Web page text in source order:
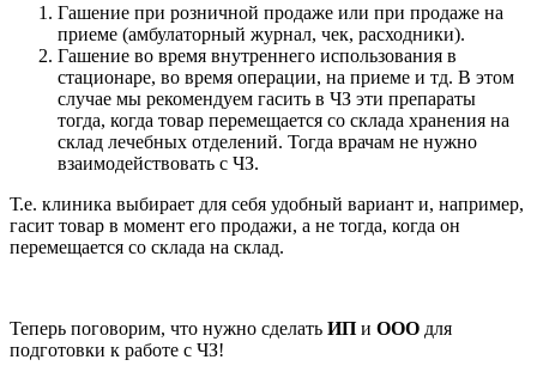
Гашение при розничной продаже или при продаже на
приеме (амбулаторный журнал, чек, расходники).
Гашение во время внутреннего использования в
стационаре, во время операции, на приеме и тд. В этом
случае мы рекомендуем гасить в ЧЗ эти препараты
тогда, когда товар перемещается со склада хранения на
склад лечебных отделений. Тогда врачам не нужно
взаимодействовать с ЧЗ.
Т.е. клиника выбирает для себя удобный вариант и, например,
гасит товар в момент его продажи, а не тогда, когда он
перемещается со склада на склад.
Теперь поговорим, что нужно сделать ИП и ООО для
подготовки к работе с ЧЗ!